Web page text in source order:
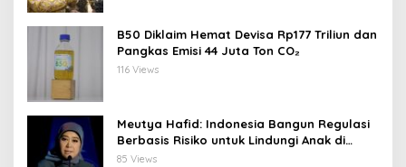
B50 Diklaim Hemat Devisa Rp177 Triliun dan
Pangkas Emisi 44 Juta Ton CO₂
116 Views
Meutya Hafid: Indonesia Bangun Regulasi
Berbasis Risiko untuk Lindungi Anak di
Dunia Digital
85 Views